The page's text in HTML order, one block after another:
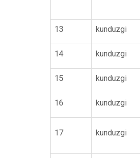
13 kunduzgi
14 kunduzgi
15 kunduzgi
16 kunduzgi
17 kunduzgi